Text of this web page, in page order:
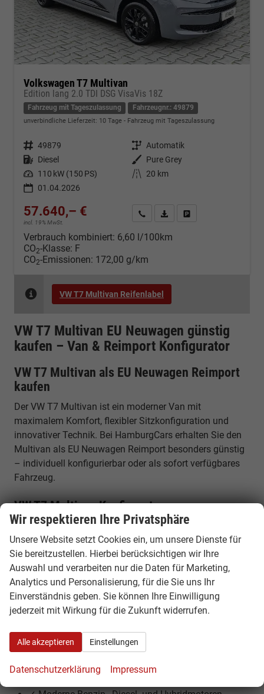
Volkswagen T7 Multivan
Edition lang 2.0 TDI DSG VisaVis 18Z
Fahrzeug mit Tageszulassung Fahrzeugnr.: 49879
unverbindliche Lieferzeit: 10 Tage Fahrzeug mit Tageszulassung
Fahrzeugnr. 49879 Getriebe Automatik
Kraftstoff Diesel Außenfarbe
Pure Grey
Leistung 110 kW (150 PS) Kilometerstand
20 km
01.04.2026
57.640,– €
incl. 19% MwSt.
Kontakt & Angebot anfordern
PDF-Datei, Fahrzeugexposé
Verbrauch kombiniert: 6,60 l/100km
CO2-Klasse: F
CO2-Emissionen: 172,00 g/km
VW T7 Multivan Reifenlabel
VW T7 Multivan EU Neuwagen günstig
kaufen – Van & Reimport Konfigurator
VW T7 Multivan als EU Neuwagen Reimport
kaufen
Der VW T7 Multivan ist ein moderner Van mit
maximalem Komfort, flexibler Sitzkonfiguration und
innovativer Technik. Bei HamburgCars erhalten Sie den
Multivan als EU Neuwagen Reimport besonders günstig
– individuell konfigurierbar oder als sofort verfügbares
Fahrzeug.
VW T7 Multivan Konfigurator –
Neubestellung ab Werk
Nutzen Sie unseren VW Multivan Konfigurator und
stellen Sie Ihr Wunschfahrzeug individuell zusammen.
Wählen Sie Motor, Ausstattung, Sitzkonfiguration und
Optionen nach Ihren Vorstellungen und bestellen Sie
Ihren Multivan direkt ab Werk zu attraktiven Konditionen.
✓ Bis zu 30% günstiger als deutsche Listenpreise
✓ Flexibler Van mit bis zu 7 Sitzplätzen
Wir respektieren Ihre Privatsphäre
Unsere Website setzt Cookies ein, um unsere Dienste für
Sie bereitzustellen. Hierbei berücksichtigen wir Ihre
Auswahl und verarbeiten nur die Daten für Marketing,
Analytics und Personalisierung, für die Sie uns Ihr
Einverständnis geben. Sie können Ihre Einwilligung
jederzeit mit Wirkung für die Zukunft widerrufen.
Alle akzeptieren Einstellungen
Datenschutzerklärung Impressum